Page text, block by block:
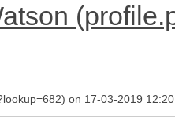
on 17-03-2019 12:20